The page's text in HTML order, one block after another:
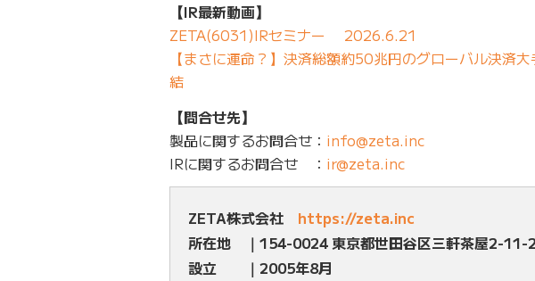
【IR最新動画】
ZETA(6031)IRセミナー 2026.6.21
【まさに運命？】決済総額約50兆円のグローバル決
結
【問合せ先】
製品に関するお問合せ： info@zeta.inc
IRに関するお問合せ ： ir@zeta.inc
ZETA株式会社 https://zeta.inc
所在地 ｜154-0024 東京都世田谷区三軒茶屋2-11-
設立 ｜2005年8月